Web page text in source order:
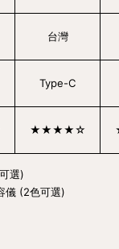
台灣
Type-C
★★★★☆
好用熱賣美容儀 (2色可選)